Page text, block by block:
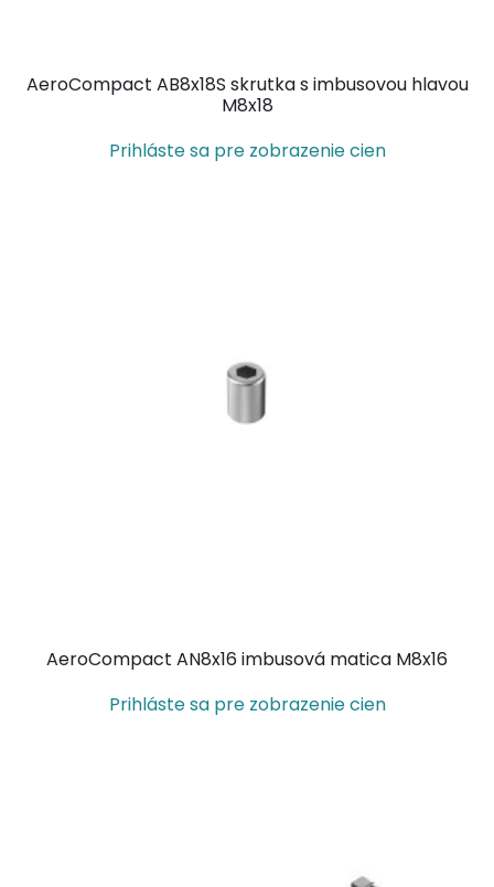
AeroCompact AB8x18S skrutka s imbusovou hlavou
M8x18
Prihláste sa pre zobrazenie cien
AeroCompact AN8x16 imbusová matica M8x16
Prihláste sa pre zobrazenie cien